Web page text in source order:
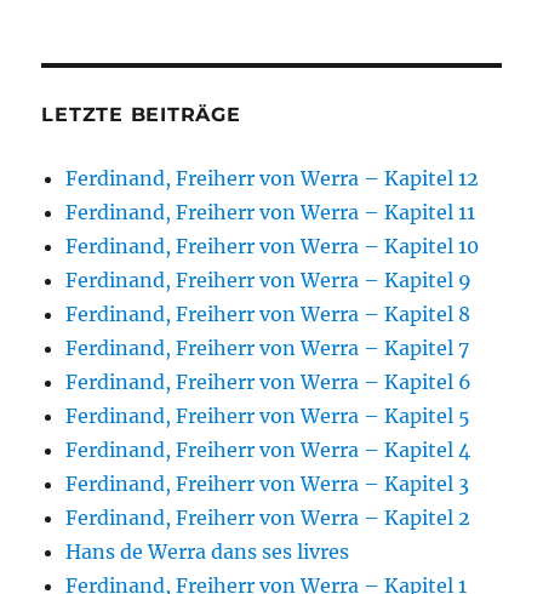
LETZTE BEITRÄGE
Ferdinand, Freiherr von Werra – Kapitel 12
Ferdinand, Freiherr von Werra – Kapitel 11
Ferdinand, Freiherr von Werra – Kapitel 10
Ferdinand, Freiherr von Werra – Kapitel 9
Ferdinand, Freiherr von Werra – Kapitel 8
Ferdinand, Freiherr von Werra – Kapitel 7
Ferdinand, Freiherr von Werra – Kapitel 6
Ferdinand, Freiherr von Werra – Kapitel 5
Ferdinand, Freiherr von Werra – Kapitel 4
Ferdinand, Freiherr von Werra – Kapitel 3
Ferdinand, Freiherr von Werra – Kapitel 2
Hans de Werra dans ses livres
Ferdinand, Freiherr von Werra – Kapitel 1